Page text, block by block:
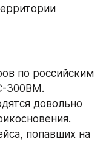
по российским
300ВМ.
довольно
попавших на